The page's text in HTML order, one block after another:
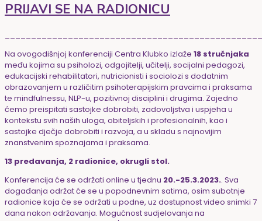
PRIJAVI SE NA RADIONICU
Na ovogodišnjoj konferenciji Centra Klubko izlaže 18 stručnjaka
među kojima su psiholozi, odgojitelji, učitelji, socijalni pedagozi,
edukacijski rehabilitatori, nutricionisti i sociolozi s dodatnim
obrazovanjem u različitim psihoterapijskim pravcima i praksama
te mindfulnessu, NLP-u, pozitivnoj disciplini i drugima. Zajedno
ćemo preispitati sastojke dobrobiti, zadovoljstva i uspjeha u
kontekstu svih naših uloga, obiteljskih i profesionalnih, kao i
sastojke dječje dobrobiti i razvoja, a u skladu s najnovijim
znanstvenim spoznajama i praksama.
13 predavanja, 2 radionice, okrugli stol.
Konferencija će se održati online u tjednu 20.-25.3.2023.. Sva
događanja održat će se u popodnevnim satima, osim subotnje
radionice koja će se održati u podne, uz dostupnost video snimki 7
dana nakon održavanja. Mogućnost sudjelovanja na